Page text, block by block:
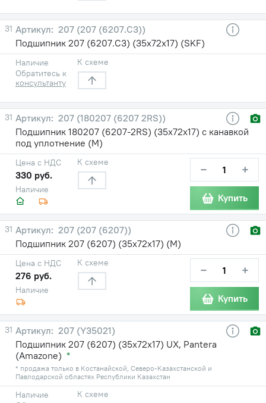
31
207 (207 (6207.C3))
Подшипник 207 (6207.C3) (35х72х17) (SKF)
Наличие
Обратитесь к
консультанту
К схеме
31
207 (180207 (6207 2RS))
Подшипник 180207 (6207-2RS) (35х72х17) с канавкой
под уплотнение (М)
Наличие
Цена с НДС
330 руб.
К схеме − +
Купить
31
207 (207 (6207))
Подшипник 207 (6207) (35х72х17) (М)
Наличие
Цена с НДС
276 руб.
К схеме − +
Купить
31
207 (Y35021)
Подшипник 207 (6207) (35х72х17) UX, Pantera
(Amazone) *
* продажа только в Костанайской, Северо-Казахстанской и
Павлодарской областях Республики Казахстан
Наличие
К схеме